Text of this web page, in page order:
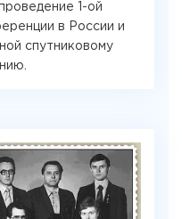
1-ой
в России и
спутниковому